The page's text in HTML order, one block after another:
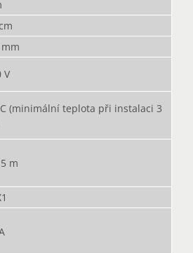
V
(minimální teplota při instalaci 3
m